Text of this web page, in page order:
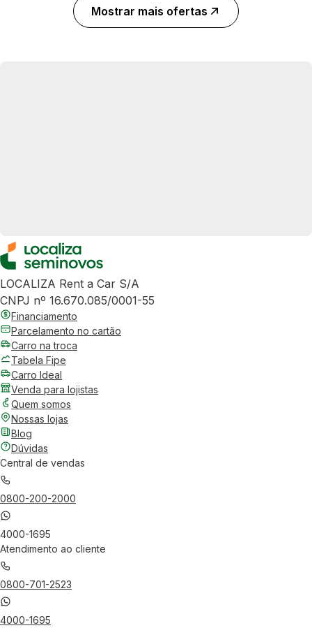
Mostrar mais ofertas
LOCALIZA Rent a Car S/A
CNPJ nº 16.670.085/0001-55
Financiamento
Parcelamento no cartão
Carro na troca
Tabela Fipe
Carro Ideal
Venda para lojistas
Quem somos
Nossas lojas
Blog
Dúvidas
Central de vendas
0800-200-2000
4000-1695
Atendimento ao cliente
0800-701-2523
4000-1695